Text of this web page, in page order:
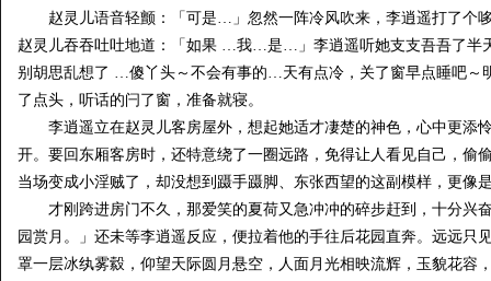
赵灵儿语音轻颤：「可是…」忽然一阵冷风吹来，李逍遥打了个
赵灵儿吞吞吐吐地道：「如果 …我…是…」李逍遥听她支支吾吾了半
别胡思乱想了 …傻丫头～不会有事的…天有点冷，关了窗早点睡吧～
了点头，听话的闩了窗，准备就寝。
李逍遥立在赵灵儿客房屋外，想起她适才凄楚的神色，心中更添
开。要回东厢客房时，还特意绕了一圈远路，免得让人看见自己，偷
当场变成小淫贼了，却没想到蹑手蹑脚、东张西望的这副模样，更像
才刚跨进房门不久，那爱笑的夏荷又急冲冲的碎步赶到，十分兴
园赏月。」还未等李逍遥反应，便拉着他的手往后花园直奔。远远只
罩一层冰纨雾縠，仰望天际圆月悬空，人面月光相映流辉，玉貌花容